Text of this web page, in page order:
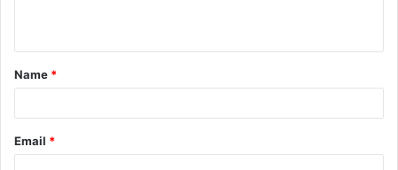
t
*
Name *
Email *